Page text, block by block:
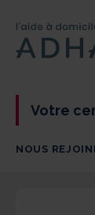
Votre
NOUS